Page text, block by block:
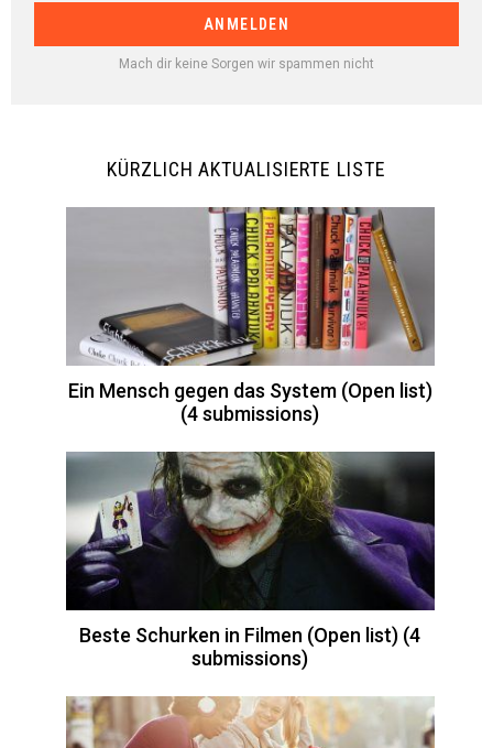
Mach dir keine Sorgen wir spammen nicht
KÜRZLICH AKTUALISIERTE LISTE
Ein Mensch gegen das System (Open list)
(4 submissions)
Beste Schurken in Filmen (Open list) (4
submissions)